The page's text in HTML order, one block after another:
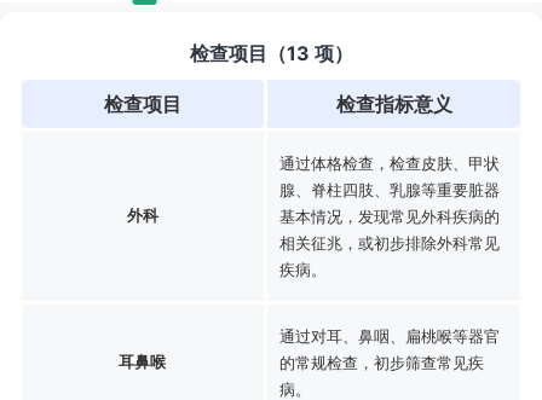
检查项目（13 项）
检查项目 检查指标意义
外科
通过体格检查，检查皮肤、甲状
腺、脊柱四肢、乳腺等重要脏器
基本情况，发现常见外科疾病的
相关征兆，或初步排除外科常见
疾病。
耳鼻喉
通过对耳、鼻咽、扁桃喉等器官
的常规检查，初步筛查常见疾
病。